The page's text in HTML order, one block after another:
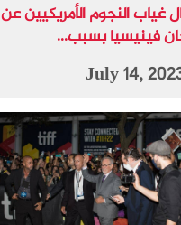
غياب النجوم الأمريكيين عن
فينيسيا بسبب...